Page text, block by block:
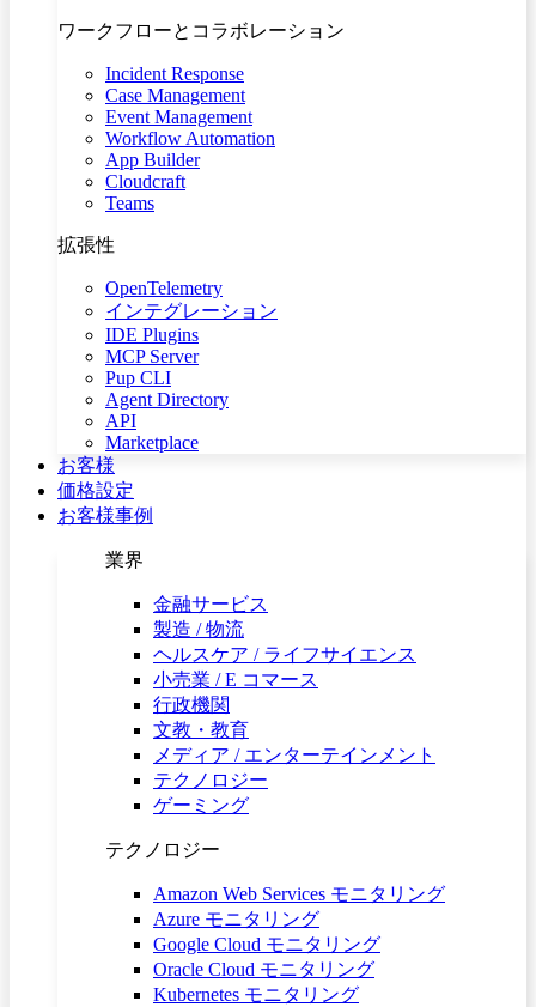
ワークフローとコラボレーション
Incident Response
Case Management
Event Management
Workflow Automation
App Builder
Cloudcraft
Teams
拡張性
OpenTelemetry
インテグレーション
IDE Plugins
MCP Server
Pup CLI
Agent Directory
API
Marketplace
お客様
価格設定
お客様事例
業界
金融サービス
製造 / 物流
ヘルスケア / ライフサイエンス
小売業 / E コマース
行政機関
文教・教育
メディア / エンターテインメント
テクノロジー
ゲーミング
テクノロジー
Amazon Web Services モニタリング
Azure モニタリング
Google Cloud モニタリング
Oracle Cloud モニタリング
Kubernetes モニタリング